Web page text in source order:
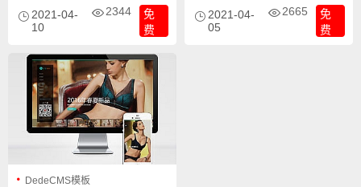
耍酷绝对帅到爆，女生见到了一
定哇塞的相册酷模版。
2021-04-
10
2344
免
费
众不同之处是在于使用了新型的
WordPress REST API获得了极
2021-04-
05
2665
免
费
DedeCMS模板